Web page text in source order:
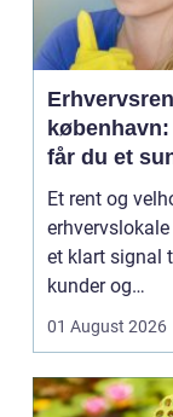
får du et
arbejdsmiljø
Et rent og
et klart signal
kunder og
medarbejdere.
01 August 2026